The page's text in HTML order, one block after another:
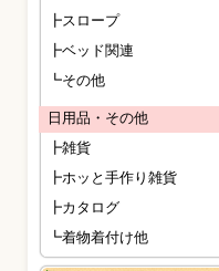
┣スロープ
┣ベッド関連
┗その他
日用品・その他
┣雑貨
┣ホッと手作り雑貨
┣カタログ
┗着物着付け他